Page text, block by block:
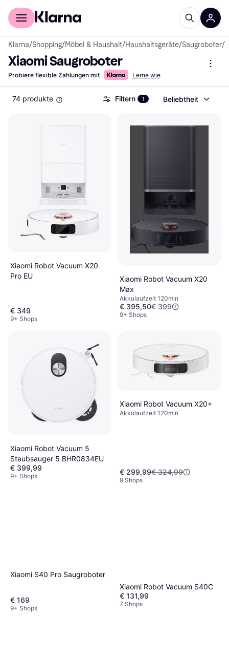
Für Shopper
Klarna/Shopping/Möbel & Haushalt/Haushaltsgeräte/Saugroboter/
Xiaomi Saugroboter
Probiere flexible Zahlungen mit Lerne wie
74 produkte Filtern 1 Beliebtheit
Xiaomi Robot Vacuum X20
Pro EU
€ 349
9+ Shops
Xiaomi Robot Vacuum X20
Max
Akkulaufzeit 120min
€ 395,50€ 399
9+ Shops
Xiaomi Robot Vacuum 5
Staubsauger 5 BHR0834EU
€ 399,99
9+ Shops
Xiaomi Robot Vacuum X20+
Akkulaufzeit 120min
€ 299,99€ 324,99
9 Shops
Xiaomi S40 Pro Saugroboter
€ 169
9+ Shops
Xiaomi Robot Vacuum S40C
€ 131,99
7 Shops